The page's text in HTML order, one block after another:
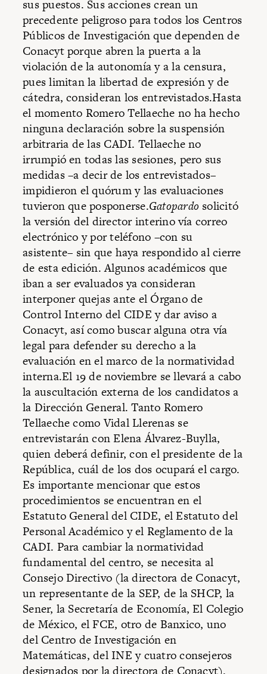
sus puestos. Sus acciones crean un
precedente peligroso para todos los Centros
Públicos de Investigación que dependen de
Conacyt porque abren la puerta a la
violación de la autonomía y a la censura,
pues limitan la libertad de expresión y de
cátedra, consideran los entrevistados.Hasta
el momento Romero Tellaeche no ha hecho
ninguna declaración sobre la suspensión
arbitraria de las CADI. Tellaeche no
irrumpió en todas las sesiones, pero sus
medidas –a decir de los entrevistados–
impidieron el quórum y las evaluaciones
tuvieron que posponerse.Gatopardo solicitó
la versión del director interino vía correo
electrónico y por teléfono –con su
asistente– sin que haya respondido al cierre
de esta edición. Algunos académicos que
iban a ser evaluados ya consideran
interponer quejas ante el Órgano de
Control Interno del CIDE y dar aviso a
Conacyt, así como buscar alguna otra vía
legal para defender su derecho a la
evaluación en el marco de la normatividad
interna.El 19 de noviembre se llevará a cabo
la auscultación externa de los candidatos a
la Dirección General. Tanto Romero
Tellaeche como Vidal Llerenas se
entrevistarán con Elena Álvarez-Buylla,
quien deberá definir, con el presidente de la
República, cuál de los dos ocupará el cargo.
Es importante mencionar que estos
procedimientos se encuentran en el
Estatuto General del CIDE, el Estatuto del
Personal Académico y el Reglamento de la
CADI. Para cambiar la normatividad
fundamental del centro, se necesita al
Consejo Directivo (la directora de Conacyt,
un representante de la SEP, de la SHCP, la
Sener, la Secretaría de Economía, El Colegio
de México, el FCE, otro de Banxico, uno
del Centro de Investigación en
Matemáticas, del INE y cuatro consejeros